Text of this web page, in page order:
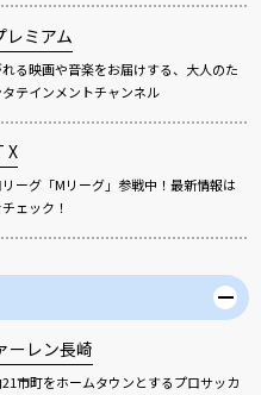
レミアム
る映画や音楽をお届けする、大人のた
テインメントチャンネル
X
ーグ「Mリーグ」参戦中！最新情報は
ェック！
ーレン長崎
市町をホームタウンとするプロサッカ